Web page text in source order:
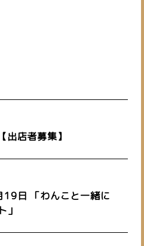
出店者募集】
19日 「わんこと一緒に
」